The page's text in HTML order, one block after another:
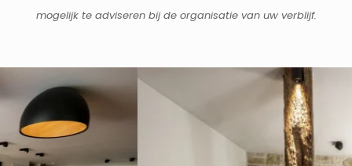
mogelijk te adviseren bij de organisatie van uw verblijf.